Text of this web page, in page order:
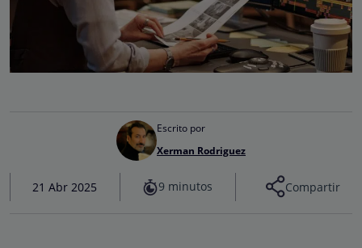
Escrito por
Xerman Rodriguez
21 Abr 2025 9 minutos Compartir